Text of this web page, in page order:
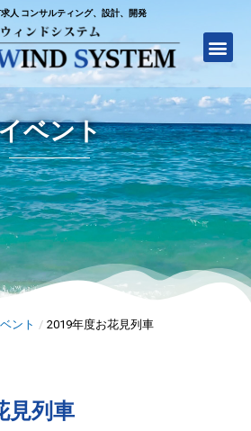
人 コンサルティング、設計、開発
ベント
ント / 2019年度お花見列車
見列車